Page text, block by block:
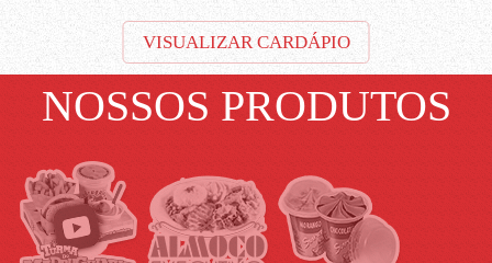
VISUALIZAR CARDÁPIO
NOSSOS PRODUTOS